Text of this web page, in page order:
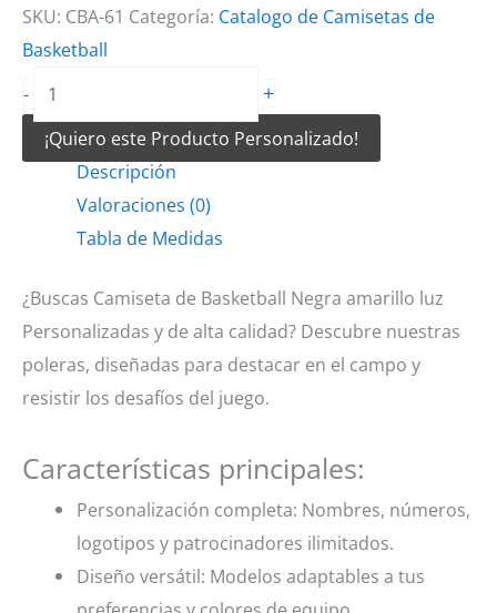
SKU: CBA-61 Categoría: Catalogo de Camisetas de
Basketball
-
Camiseta
de
Basketball
Negra
amarillo
+
¡Quiero este Producto Personalizado!
Descripción
Valoraciones (0)
Tabla de Medidas
¿Buscas Camiseta de Basketball Negra amarillo luz
Personalizadas y de alta calidad? Descubre nuestras
poleras, diseñadas para destacar en el campo y
resistir los desafíos del juego.
Características principales:
Personalización completa: Nombres, números,
logotipos y patrocinadores ilimitados.
Diseño versátil: Modelos adaptables a tus